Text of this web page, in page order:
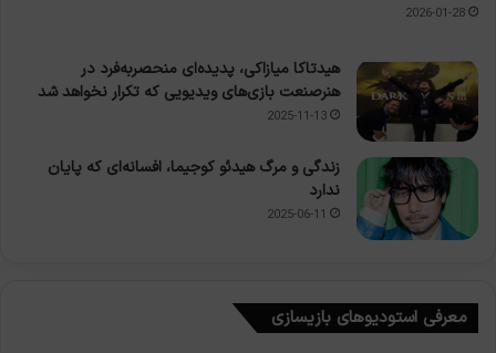
2026-01-28
هیدتاکا میازاکی، پدیده‌ای منحصربه‌فرد در
هنرصنعت بازی‌های ویدیویی که تکرار نخواهد شد
2025-11-13
زندگی و مرگ هیدئو کوجیما، افسانه‌ای که پایان
ندارد
2025-06-11
معرفی استودیوهای بازیسازی